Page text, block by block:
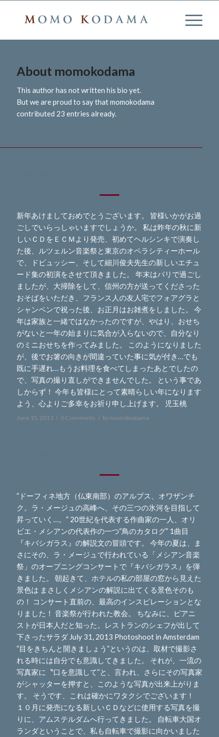
About momokodama
This author has not written his bio yet.
But we are proud to say thatmomokodama
contributed 23 entries already.
新年あけましておめでとうございます。 皆様いかがお過
ごしでいらっしゃいますでしょうか。 私は昨年の秋に新
しいＣＤをＥＣＭより発売、初めてヘルシンキで演奏し
た後、ルツェルン音楽祭と東京のオペラシティーホール
で、ドビュッシー、そして細川俊夫先生の新しいエチュ
ード集の初演をさせて頂きました。 年末はパリで過ごし
ましたが、大掃除をして、信州の方が送ってくださった
おそばをいただき、フランス人の友人宅でフォアグラと
シャンペンで祝った後、お正月はお雑煮をしました。 今
年は家族と一緒ではなかったのですが、やはり、おせち
がないと一年の始まりに気合が入らないので、自分なり
のミニおせちを作ってみました。 このようになりました
が、後でお箸の向きが間違っていた事に気が付き…でも
既に手遅れ…もうお料理を食べてしまったあとでしたの
で、写真の撮り直しができませんでした。 という事であ
しからず！ 今年も皆様にとって素晴らしい年になります
よう、心よりご多幸をお祈り申し上げます。 児玉桃
June 15, 2013 / 0 Comments / by momokodama
”ドーフィネ地方（仏東南部）のアルプス、オワザンチ
ク。ラ・メージュの高峰へ、その三つの氷河を目指して
昇っていく…。” 20世紀を代表する作曲家の一人、オリ
ビエ・メシアンの代表作の一つ”鳥のカタログ” 1曲目
『キバシガラス』の解説文の冒頭です。 今年の夏は、ま
さにその、ラ・メージュで行われている「メシアン音楽
祭」のオープニングコンサートで『キバシガラス』を弾
きました。 朝起きて、ホテルの私の部屋の窓から見えた
景色は まさしくメシアンの解説に出てくる景色そのも
の！ コンサート直前の、最高のインスピレーションとな
りました！ 音楽祭が行われた教会。 ちなみに、ピアニ
ストが日本人だと知った。レストランのシェフが出して
下さったサラダ July 31, 2013 Photoshoot in Amsterdam
”目をきちんと開きましょう”というのは、取材で撮影さ
れる時には自分でも意識してきました。 それが、一流の
写真家に〝口を意識して”と、言われ、さらにその写真家
がシャッターを押すと、このような写真が出来上がりま
す。 そうです、これは確かにワタクシでございます！
１０月に発売になる新しいＣＤなどに使用する写真を撮
りに、アムステルダムへ行ってきました。 自転車大国オ
ランダということで、私も自転車で撮影に向かいました